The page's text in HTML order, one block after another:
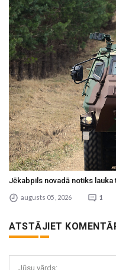
Jēkabpils novadā notiks
augusts 05 , 2026 1
ATSTĀJIET
Jūsu vārds: